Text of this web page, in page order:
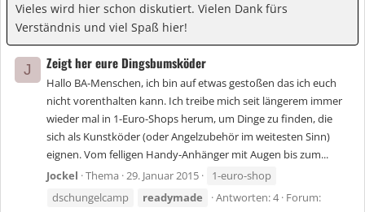
Vieles wird hier schon diskutiert. Vielen Dank fürs
Verständnis und viel Spaß hier!
J Zeigt her eure Dingsbumsköder
Hallo BA-Menschen, ich bin auf etwas gestoßen das ich euch
nicht vorenthalten kann. Ich treibe mich seit längerem immer
wieder mal in 1-Euro-Shops herum, um Dinge zu finden, die
sich als Kunstköder (oder Angelzubehör im weitesten Sinn)
eignen. Vom felligen Handy-Anhänger mit Augen bis zum...
Jockel Thema 29. Januar 2015
1-euro-shop
dschungelcamp
readymade Antworten: 4 Forum: